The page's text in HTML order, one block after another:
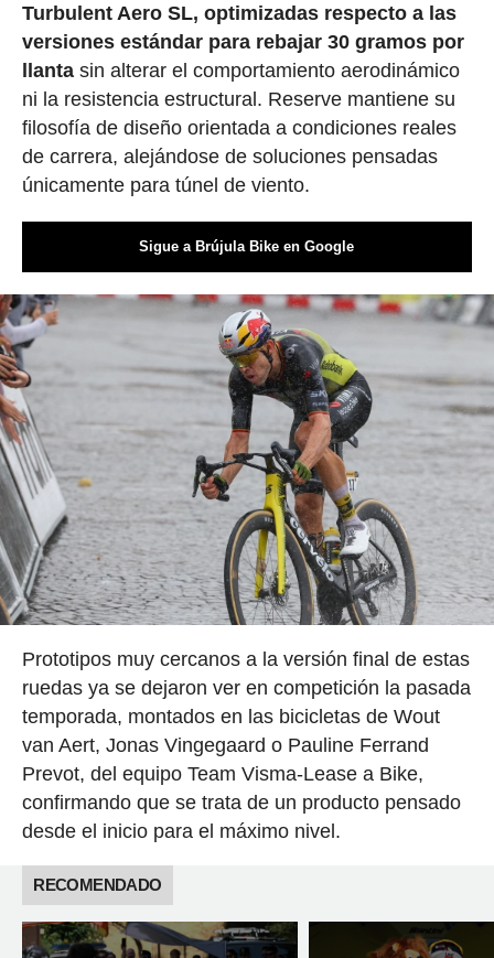
Turbulent Aero SL, optimizadas respecto a las
versiones estándar para rebajar 30 gramos por
llantasin alterar el comportamiento aerodinámico
ni la resistencia estructural. Reserve mantiene su
filosofía de diseño orientada a condiciones reales
de carrera, alejándose de soluciones pensadas
únicamente para túnel de viento.
Sigue a Brújula Bike en Google
Prototipos muy cercanos a la versión final de estas
ruedas ya se dejaron ver en competición la pasada
temporada, montados en las bicicletas de Wout
van Aert, Jonas Vingegaard o Pauline Ferrand
Prevot, del equipo Team Visma-Lease a Bike,
confirmando que se trata de un producto pensado
desde el inicio para el máximo nivel.
RECOMENDADO